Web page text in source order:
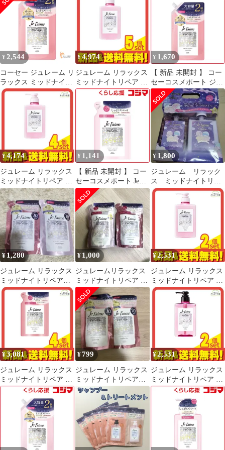
ートメント 新品など トレート
¥ 2,544
コーセー ジュレーム リ
ラックス ミッドナイト
リペア シャンプー 詰替
え ストレート＆リッチ
680ml 2個セット まと
¥4,974
ジュレーム リラックス
ミッドナイトリペア ト
リートメント SR スト
レート&リッチ 本体ポ
ンプ 480mL 5個セット
まとめ売り
¥ 1,670
【 新品 未開封 】 コー
セーコスメポート ジュ
レーム リラックス ミッ
ドナイトリペア シャン
プー 詰替 (ストレート
＆リッチ) 680ml 未使用
送料無料
¥4,174
ジュレーム リラックス
ミッドナイトリペア ト
リートメント SR スト
レート&リッチ 本体ポ
ンプ 480mL 4個セット
まとめ売り
¥ 1,141
【 新品 未開封 】 コー
セーコスメポート Je
l’aime(ジュレーム)リラ
ックス ミッドナイトリ
ペア ヘアトリートメン
ト つめかえ用(ストレ
ート＆リッチ)340mL 未
使用 送料無料
¥ 1,800
ジュレーム リラック
ス ミッドナイトリペ
アシャンプー トリー
トメント リッチ
¥1,280
ジュレーム リラックス
ミッドナイトリペアス
トレート シャンプー ト
リートメント
¥ 1,000
ジュレームリラックス
ミッドナイトリペア シ
ャンプー トリートメン
ト
¥2,531
ジュレーム リラックス
ミッドナイトリペア ト
リートメント SR スト
レート&リッチ 本体ポ
ンプ 480mL 2個セット
まとめ売り
¥3,081
ジュレーム リラックス
ミッドナイトリペア シ
ャンプー SR ストレー
ト&リッチ 詰め替え用
340mL 4個セット まと
¥799
ジュレーム リラックス
ミッドナイトリペアス
トレート シャンプー 2
個セット
¥2,531
ジュレーム リラックス
ミッドナイトリペア シ
ャンプー SR ストレー
ト&リッチ 本体ポンプ
480mL 2個セット まと